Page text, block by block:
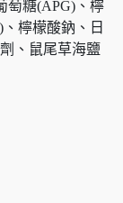
萄糖(APG)、檸
檸檬酸鈉、日
、鼠尾草海鹽